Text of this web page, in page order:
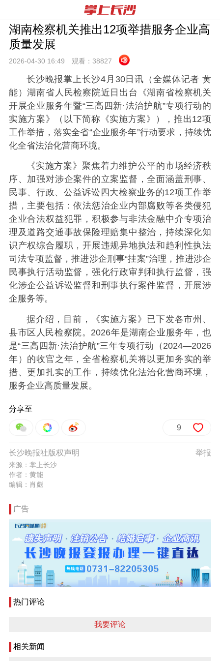
湖南检察机关推出12项举措服务企业高
质量发展
2026-04-30 16:49 观看： 38827
长沙晚报掌上长沙4月30日讯（全媒体记者 黄
能）湖南省人民检察院近日出台《湖南省检察机关
开展企业服务年暨“三高四新·法治护航”专项行动的
实施方案》（以下简称《实施方案》），推出12项
工作举措，落实全省“企业服务年”行动要求，持续优
化全省法治化营商环境。
《实施方案》聚焦着力维护公平的市场经济秩
序、加强对涉企案件的立案监督，全面涵盖刑事、
民事、行政、公益诉讼四大检察业务的12项工作举
措，主要包括：依法惩治企业内部腐败等各类侵犯
企业合法权益犯罪，积极参与非法金融中介专项治
理及道路交通事故保险理赔集中整治，持续深化知
识产权综合履职，开展违规异地执法和趋利性执法
司法专项监督，推进涉企刑事“挂案”治理，推进涉企
民事执行活动监督，强化行政审判和执行监督，强
化涉企公益诉讼监督和刑事执行案件监督，开展涉
企服务等。
据介绍，目前，《实施方案》已下发各市州、
县市区人民检察院。2026年是湖南企业服务年，也
是“三高四新·法治护航”三年专项行动（2024—2026
年）的收官之年，全省检察机关将以更加务实的举
措、更加扎实的工作，持续优化法治化营商环境，
服务企业高质量发展。
分享至
9
举报
长沙晚报社版权声明
来源：掌上长沙
作者：黄能
编辑：肖彪
广告
热门评论
我要评论
相关新闻